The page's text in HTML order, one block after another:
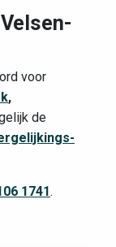
voor
,
de
1741.